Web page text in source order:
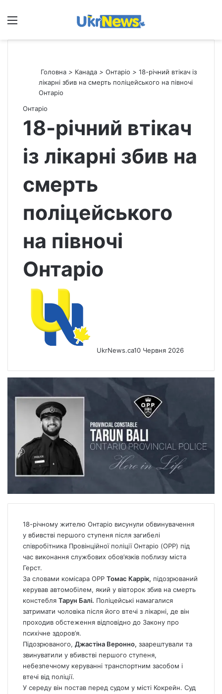
Меню
Головна > Канада > Онтаріо > 18-річний втікач із
лікарні збив на смерть поліцейського на півночі
Онтаріо
Онтаріо
18-річний втікач
із лікарні збив на
смерть
поліцейського
на півночі
Онтаріо
UkrNews.ca10 Червня 2026
18-річному жителю Онтаріо висунули обвинувачення
у вбивстві першого ступеня після загибелі
співробітника Провінційної поліції Онтаріо (OPP) під
час виконання службових обов’язків поблизу міста
Герст.
За словами комісара OPP Томас Каррік, підозрюваний
керував автомобілем, який у вівторок збив на смерть
констебля Тарун Балі. Поліцейські намагалися
затримати чоловіка після його втечі з лікарні, де він
проходив обстеження відповідно до Закону про
психічне здоров’я.
Підозрюваного, Джастіна Веронно, заарештували та
звинуватили у вбивстві першого ступеня,
небезпечному керуванні транспортним засобом і
втечі від поліції.
У середу він постав перед судом у місті Кокрейн. Суд